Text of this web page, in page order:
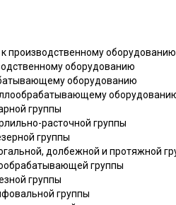
производственному оборудованию
оборудованию
оборудованию
группы
расточной группы
группы
долбежной и протяжной
группы
группы
группы